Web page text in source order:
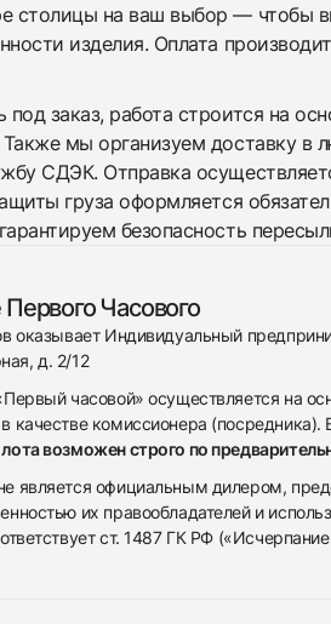
столицы на ваш выбор — чтобы
изделия. Оплата
заказ, работа строится на
мы организуем доставку в
СДЭК. Отправка
груза оформляется
безопасность
Часового
оказывает Индивидуальный
д. 2/12
часовой» осуществляется на
качестве комиссионера
возможен строго по
является официальным дилером,
их правообладателей и
ст. 1487 ГК РФ